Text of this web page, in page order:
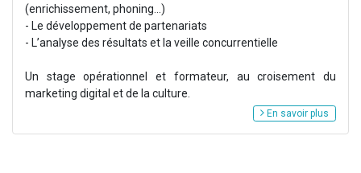
(enrichissement, phoning...)
- Le développement de partenariats
- L’analyse des résultats et la veille concurrentielle
Un stage opérationnel et formateur, au croisement du
marketing digital et de la culture.
En savoir plus